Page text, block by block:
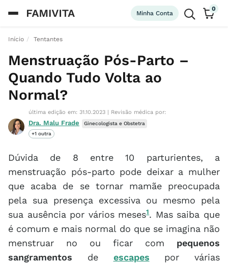
Minha Conta
0
Início Tentantes
Menstruação Pós-Parto –
Quando Tudo Volta ao
Normal?
última edição em: 31.10.2023 | Revisão médica por:
Dra. Malu Frade
Ginecologista e Obstetra
+1 outra
Dúvida de 8 entre 10 parturientes, a
menstruação pós-parto pode deixar a mulher
que acaba de se tornar mamãe preocupada
pela sua presença excessiva ou mesmo pela
sua ausência por vários meses1. Mas saiba que
é comum e mais normal do que se imagina não
menstruar no ou ficar com pequenos
sangramentos de escapes por várias